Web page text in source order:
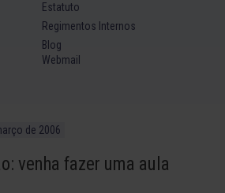
Estatuto
Regimentos Internos
Blog
Webmail
de 2006
venha fazer uma aula